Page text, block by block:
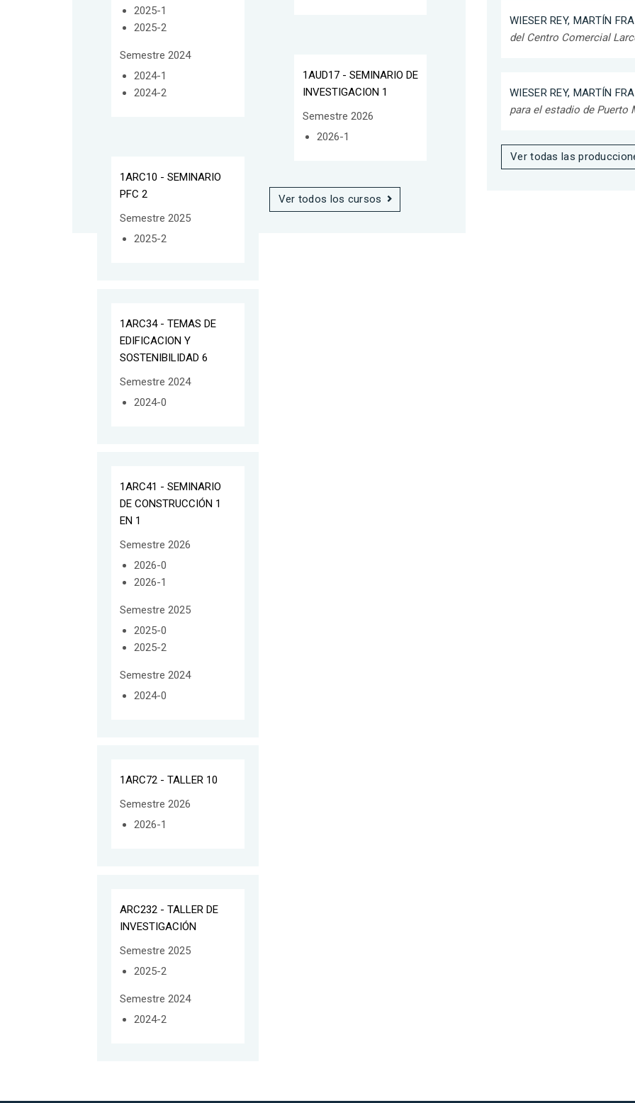
2025-1
2025-2
Semestre 2024
2024-1
2024-2
1ARC10 - SEMINARIO
PFC 2
Semestre 2025
2025-2
1ARC34 - TEMAS DE
EDIFICACION Y
SOSTENIBILIDAD 6
Semestre 2024
2024-0
1ARC41 - SEMINARIO
DE CONSTRUCCIÓN 1
EN 1
Semestre 2026
2026-0
2026-1
Semestre 2025
2025-0
2025-2
Semestre 2024
2024-0
1ARC72 - TALLER 10
Semestre 2026
2026-1
ARC232 - TALLER DE
INVESTIGACIÓN
Semestre 2025
2025-2
Semestre 2024
2024-2
1AUD17 - SEMINARIO DE
INVESTIGACION 1
Semestre 2026
2026-1
Ver todos los cursos
WIESER REY, MARTÍN
del Centro Comercial
WIESER REY, MARTÍN
para el estadio de Puerto
Ver todas las